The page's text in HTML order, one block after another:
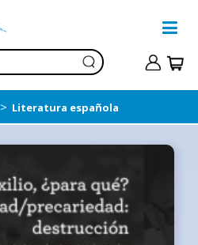
> Literatura española